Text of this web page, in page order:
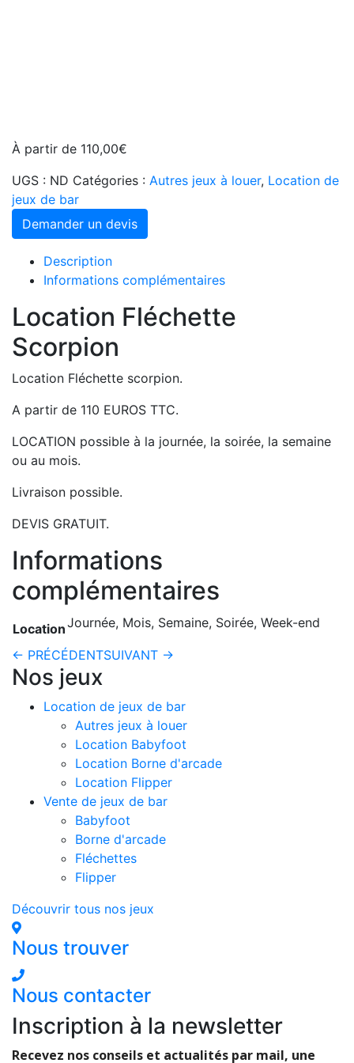
À partir de 110,00€
UGS : ND Catégories : Autres jeux à louer, Location de
jeux de bar
Demander un devis
Description
Informations complémentaires
Location Fléchette
Scorpion
Location Fléchette scorpion.
A partir de 110 EUROS TTC.
LOCATION possible à la journée, la soirée, la semaine
ou au mois.
Livraison possible.
DEVIS GRATUIT.
Informations
complémentaires
LocationJournée, Mois, Semaine, Soirée, Week-end
← PRÉCÉDENTSUIVANT →
Nos jeux
Location de jeux de bar
Autres jeux à louer
Location Babyfoot
Location Borne d'arcade
Location Flipper
Vente de jeux de bar
Babyfoot
Borne d'arcade
Fléchettes
Flipper
Découvrir tous nos jeux
Nous trouver
Nous contacter
Inscription à la newsletter